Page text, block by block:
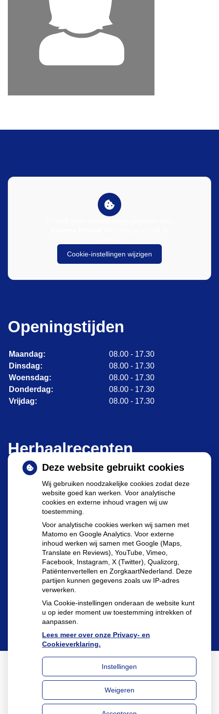
Cookie-instellingen wijzigen
Openingstijden
Maandag:
08.00 - 17.30
Dinsdag:
08.00 - 17.30
Woensdag:
08.00 - 17.30
Donderdag:
08.00 - 17.30
Vrijdag:
08.00 - 17.30
Herhaalrecepten
Patiëntenomgeving
Cookie-instellingen
Deze website gebruikt cookies
Wij gebruiken noodzakelijke cookies zodat deze
website goed kan werken. Voor analytische
cookies en externe inhoud vragen wij uw
toestemming.
Voor analytische cookies werken wij samen met
Matomo en Google Analytics. Voor externe
inhoud werken wij samen met Google (Maps,
Translate en Reviews), YouTube, Vimeo,
Facebook, Instagram, X (Twitter), Qualizorg,
Patiëntenvertellen en ZorgkaartNederland. Deze
partijen kunnen gegevens zoals uw IP-adres
verwerken.
Via Cookie-instellingen onderaan de website kunt
u op ieder moment uw toestemming intrekken of
aanpassen.
Lees meer over onze Privacy- en
Cookieverklaring.
Instellingen
Weigeren